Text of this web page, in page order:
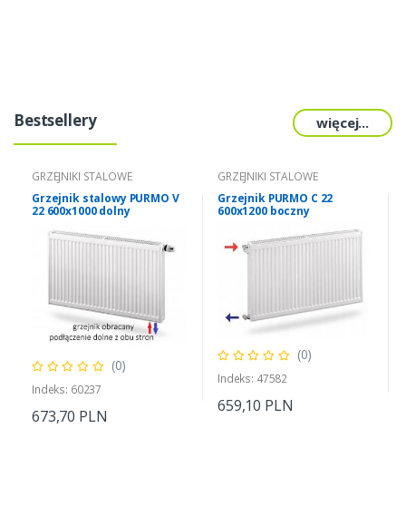
Bestsellery więcej...
GRZEJNIKI STALOWE
Grzejnik stalowy PURMO V
22 600x1000 dolny
(0)
Indeks: 60237
673,70 PLN
GRZEJNIKI STALOWE
Grzejnik PURMO C 22
600x1200 boczny
(0)
Indeks: 47582
659,10 PLN